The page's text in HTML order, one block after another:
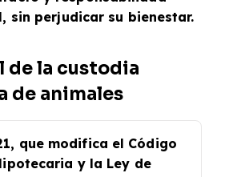
sin perjudicar su bienestar.
de la custodia
de animales
que modifica el Código
y la Ley de